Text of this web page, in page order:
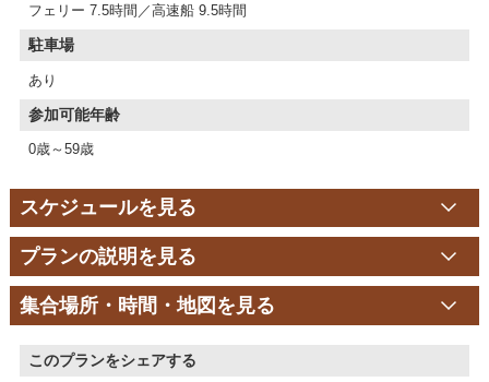
フェリー 7.5時間／高速船 9.5時間
駐車場
あり
参加可能年齢
0歳～59歳
スケジュールを見る
プランの説明を見る
集合場所・時間・地図を見る
このプランをシェアする